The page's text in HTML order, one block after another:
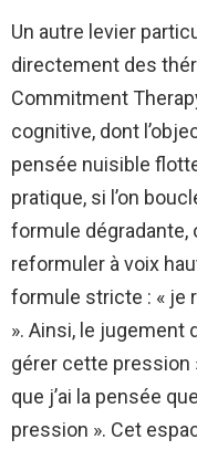
Un autre levier
directement des
Commitment
cognitive, dont
pensée nuisible
pratique, si l’on
formule dégradante,
reformuler à voix
formule stricte : « je
». Ainsi, le jugement
gérer cette pression
que j’ai la pensée
pression ». Cet